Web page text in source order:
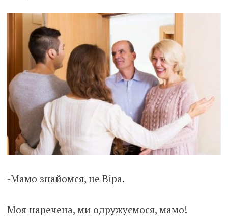
-Мамо знайомся, це Віра.
Моя наречена, ми одружуємося, мамо!